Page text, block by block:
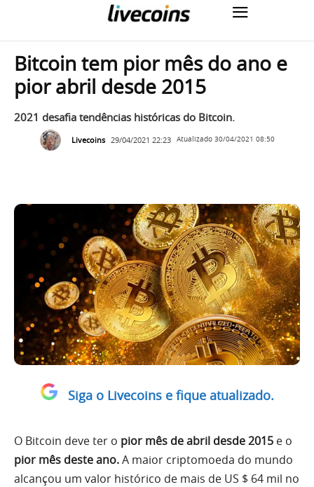
Bitcoin tem pior mês do ano e
pior abril desde 2015
2021 desafia tendências históricas do Bitcoin.
Livecoins 29/04/2021 22:23 Atualizado 30/04/2021 08:50
Siga o Livecoins e fique atualizado.
O Bitcoin deve ter o pior mês de abril desde 2015 e o
pior mês deste ano.A maior criptomoeda do mundo
alcançou um valor histórico de mais de US $ 64 mil no